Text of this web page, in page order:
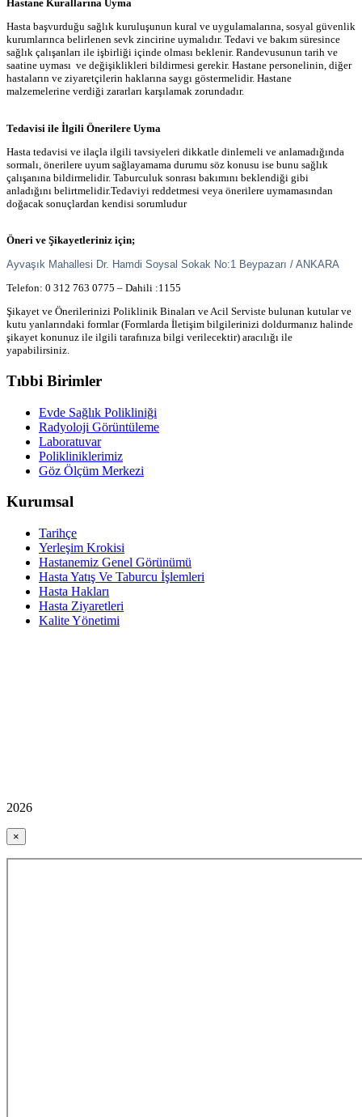
Hastane Kurallarına Uyma
Hasta başvurduğu sağlık kuruluşunun kural ve uygulamalarına, sosyal güvenlik
kurumlarınca belirlenen sevk zincirine uymalıdır. Tedavi ve bakım süresince
sağlık çalışanları ile işbirliği içinde olması beklenir. Randevusunun tarih ve
saatine uyması ve değişiklikleri bildirmesi gerekir. Hastane personelinin, diğer
hastaların ve ziyaretçilerin haklarına saygı göstermelidir. Hastane
malzemelerine verdiği zararları karşılamak zorundadır.
Tedavisi ile İlgili Önerilere Uyma
Hasta tedavisi ve ilaçla ilgili tavsiyeleri dikkatle dinlemeli ve anlamadığında
sormalı, önerilere uyum sağlayamama durumu söz konusu ise bunu sağlık
çalışanına bildirmelidir. Taburculuk sonrası bakımını beklendiği gibi
anladığını belirtmelidir.Tedaviyi reddetmesi veya önerilere uymamasından
doğacak sonuçlardan kendisi sorumludur
Öneri ve Şikayetleriniz için;
Ayvaşık Mahallesi Dr. Hamdi Soysal Sokak No:1 Beypazarı / ANKARA
Telefon: 0 312 763 0775 – Dahili :1155
Şikayet ve Önerilerinizi Poliklinik Binaları ve Acil Serviste bulunan kutular ve
kutu yanlarındaki formlar (Formlarda İletişim bilgilerinizi doldurmanız halinde
şikayet konunuz ile ilgili tarafınıza bilgi verilecektir) aracılığı ile
yapabilirsiniz.
Tıbbi Birimler
Evde Sağlık Polikliniği
Radyoloji Görüntüleme
Laboratuvar
Polikliniklerimiz
Göz Ölçüm Merkezi
Kurumsal
Tarihçe
Yerleşim Krokisi
Hastanemiz Genel Görünümü
Hasta Yatış Ve Taburcu İşlemleri
Hasta Hakları
Hasta Ziyaretleri
Kalite Yönetimi
2026
×